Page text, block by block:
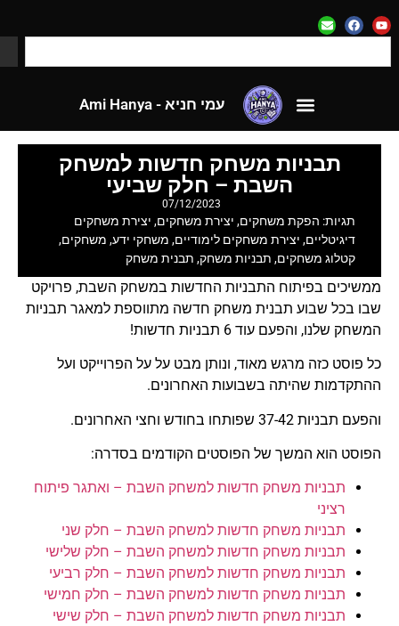
עמי חניא - Ami Hanya
תבניות משחק חדשות למשחק
השבת – חלק שביעי
07/12/2023
תגיות:הפקת משחקים,יצירת משחקים,יצירת משחקים
דיגיטליים,יצירת משחקים לימודיים,משחקי ידע,משחקים,
קטלוג משחקים,תבניות משחק,תבנית משחק
ממשיכים בפיתוח התבניות החדשות במשחק השבת, פרויקט
שבו בכל שבוע תבנית משחק חדשה מתווספת למאגר תבניות
המשחק שלנו, והפעם עוד 6 תבניות חדשות!
כל פוסט כזה מרגש מאוד, ונותן מבט על על הפרוייקט ועל
ההתקדמות שהיתה בשבועות האחרונים.
והפעם תבניות 37-42 שפותחו בחודש וחצי האחרונים.
הפוסט הוא המשך של הפוסטים הקודמים בסדרה:
תבניות משחק חדשות למשחק השבת – ואתגר פיתוח
רציני
תבניות משחק חדשות למשחק השבת – חלק שני
תבניות משחק חדשות למשחק השבת – חלק שלישי
תבניות משחק חדשות למשחק השבת – חלק רביעי
תבניות משחק חדשות למשחק השבת – חלק חמישי
תבניות משחק חדשות למשחק השבת – חלק שישי